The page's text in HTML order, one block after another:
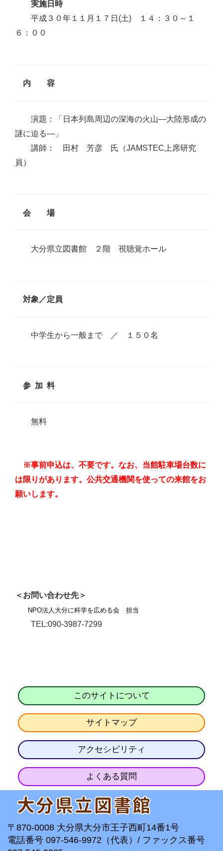
実施日時
平成３０年１１月１７日(土) １４：３０～１
６：００
内 容
演題：「日本列島周辺の深海の火山―大陸形成の
謎に迫る―」
講師： 田村 芳彦 氏（JAMSTEC上席研究
員）
会 場
大分県立図書館 ２階 視聴覚ホール
対象／定員
中学生から一般まで ／ １５０名
参 加 料
無料
※事前申込は、不要です。なお、当館駐車場台数に
は限りがあります。公共交通機関を使っての来館をお
願いします。
＜お問い合わせ先＞
NPO法人大分に科学を広める会 担当
TEL:090-3987-7299
このサイトについて
サイトマップ
アクセシビリティ
よくある質問
〒870-0008 大分県大分市王子西町14番1号
電話番号 097-546-9972（代表）/ ファックス番号